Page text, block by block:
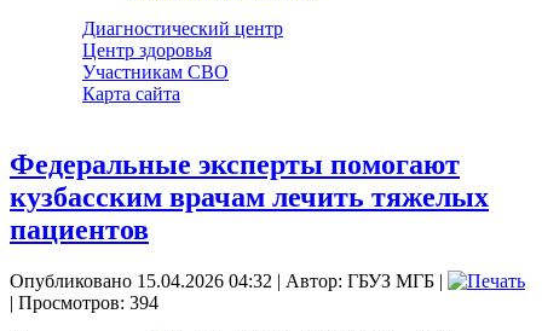
Диагностический центр
Центр здоровья
Участникам СВО
Карта сайта
Федеральные эксперты помогают
кузбасским врачам лечить тяжелых
пациентов
Опубликовано 15.04.2026 04:32 | Автор: ГБУЗ МГБ |
| Просмотров: 394